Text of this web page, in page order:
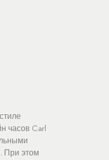
часов Carl
При этом